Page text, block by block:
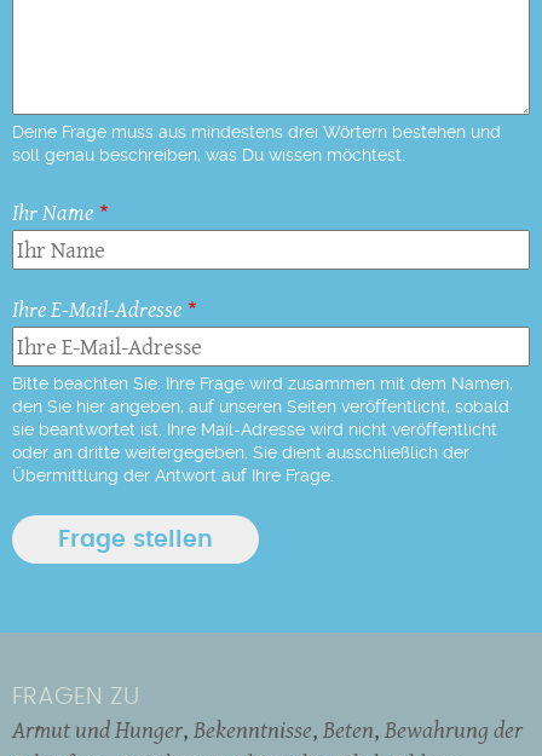
Deine Frage muss aus mindestens drei Wörtern bestehen und
soll genau beschreiben, was Du wissen möchtest.
Ihr Name
Ihre E-Mail-Adresse
Bitte beachten Sie: Ihre Frage wird zusammen mit dem Namen,
den Sie hier angeben, auf unseren Seiten veröffentlicht, sobald
sie beantwortet ist. Ihre Mail-Adresse wird nicht veröffentlicht
oder an dritte weitergegeben. Sie dient ausschließlich der
Übermittlung der Antwort auf Ihre Frage.
FRAGEN ZU
Armut und Hunger Bekenntnisse Beten Bewahrung der